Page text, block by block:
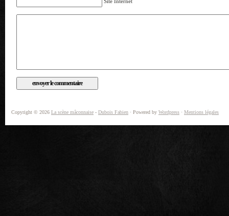
Copyright © 2026 La scène mâconnaise - Dubois Fabien · Powered by Wordpress · Mentions légales